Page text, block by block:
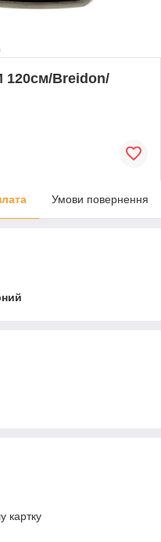
120см/Breidon/
Умови повернення
картку